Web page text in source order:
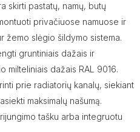
skirti pastatų, namų, butų
privačiuose namuose ir
žemo slėgio šildymo sistema.
gruntiniais dažais ir
milteliniais dažais RAL 9016.
prie radiatorių kanalų, siekiant
maksimalų našumą.
tašku arba integruotu